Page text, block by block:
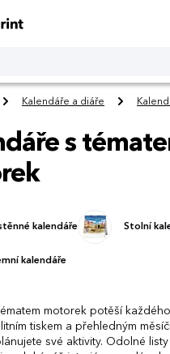
Kalendáře a diáře
s
kalendáře Stolní
kalendáře
motorek potěší
tiskem a přehledným
své aktivity. Odolné